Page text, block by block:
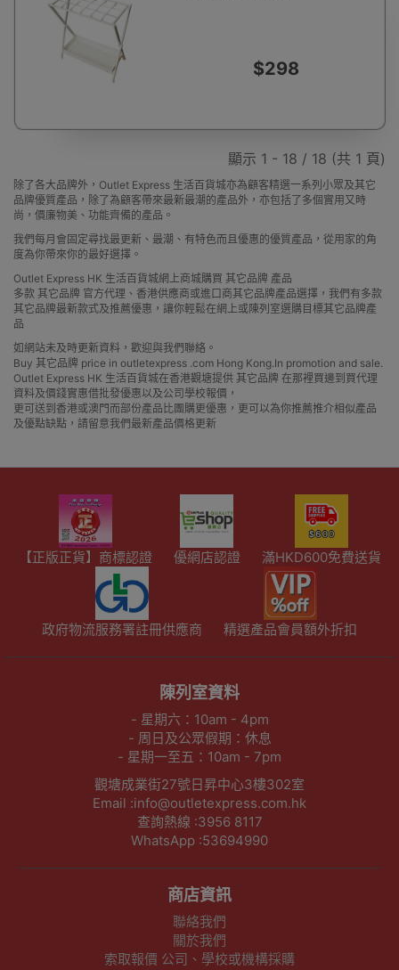
$298
顯示 1 - 18 / 18 (共 1 頁)
除了各大品牌外，Outlet Express 生活百貨城亦為顧客精選一系列小眾及其它
品牌優質產品，除了為顧客帶來最新最潮的產品外，亦包括了多個實用又時
尚，價廉物美、功能齊備的產品。
我們每月會固定尋找最更新、最潮、有特色而且優惠的優質產品，從用家的角
度為你帶來你的最好選擇。
Outlet Express HK 生活百貨城網上商城購買 其它品牌 產品
多款 其它品牌 官方代理、香港供應商或進口商其它品牌產品選擇，我們有多款
其它品牌最新款式及推薦優惠，讓你輕鬆在網上或陳列室選購目標其它品牌產
品
如網站未及時更新資料，歡迎與我們聯絡。
Buy 其它品牌 price in outletexpress .com Hong Kong.In promotion and sale.
Outlet Express HK 生活百貨城在香港觀塘提供 其它品牌 在那裡買邊到買代理
資料及價錢實惠借批發優惠以及公司學校報價，
更可送到香港或澳門而部份產品比團購更優惠，更可以為你推薦推介相似產品
及優點缺點，請留意我們最新產品價格更新
【正版正貨】商標認證 優網店認證 滿HKD600免費送貨
政府物流服務署註冊供應商 精選產品會員額外折扣
陳列室資料
- 星期六：10am - 4pm
- 周日及公眾假期：休息
- 星期一至五：10am - 7pm
觀塘成業街27號日昇中心3樓302室
Email :info@outletexpress.com.hk
查詢熱線 :3956 8117
WhatsApp :53694990
商店資訊
聯絡我們
關於我們
索取報價 公司、學校或機構採購